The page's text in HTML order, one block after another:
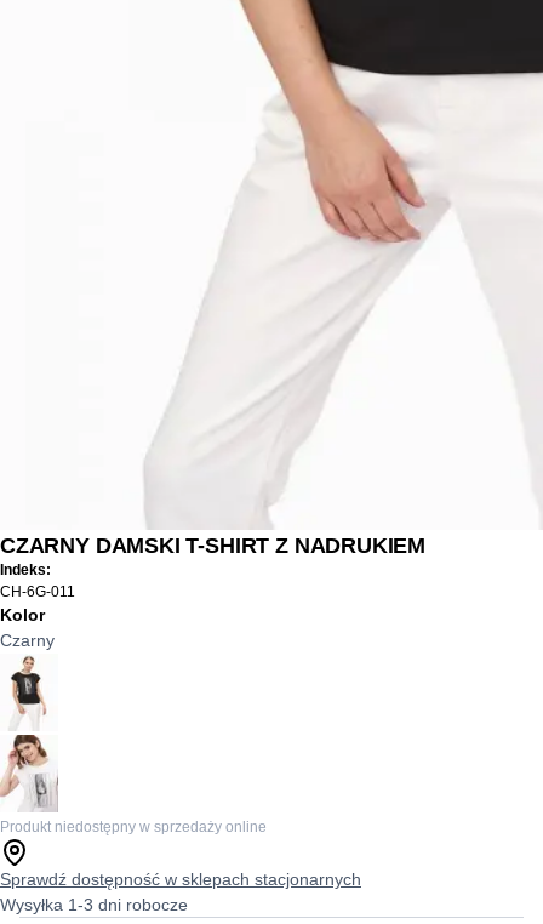
CZARNY DAMSKI T-SHIRT Z NADRUKIEM
Indeks:
CH-6G-011
Kolor
Czarny
Produkt niedostępny w sprzedaży online
Sprawdź dostępność w sklepach stacjonarnych
Wysyłka 1-3 dni robocze